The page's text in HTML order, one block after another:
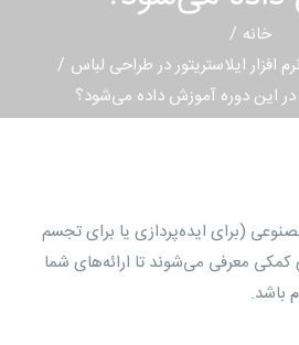
خانه
افزار ایلاستریتور در طراحی لباس
این دوره آموزش داده می‌شود؟
(برای ایده‌پردازی یا برای تجسم
کمکی معرفی می‌شوند تا ارائه‌های شما
باشد.